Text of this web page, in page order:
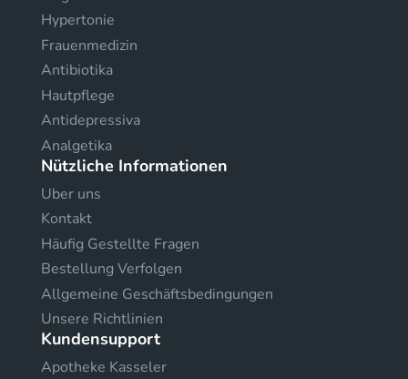
Hypertonie
Frauenmedizin
Antibiotika
Hautpflege
Antidepressiva
Analgetika
Nützliche Informationen
Uber uns
Kontakt
Häufig Gestellte Fragen
Bestellung Verfolgen
Allgemeine Geschäftsbedingungen
Unsere Richtlinien
Kundensupport
Apotheke Kasseler